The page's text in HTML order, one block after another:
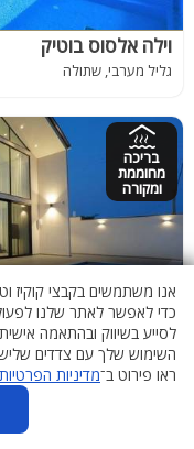
וילה אלסוס בוטיק
גליל מערבי, שתולה
בריכה
מחוממת
ומקורה
אחוזת קומו בוטיק - Como Boutique
גליל עליון, טפחות
אנו משתמשים בקבצי קוקיז
כדי לאפשר לאתר שלנו
לסייע בשיווק ובהתאמה
השימוש שלך עם צדדים
ראו פירוט ב־מדיניות הפרטיות